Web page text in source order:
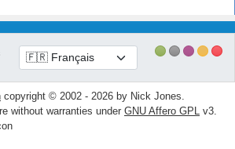
copyright © 2002 - 2026 by Nick Jones.
without warranties under GNU Affero GPL v3.